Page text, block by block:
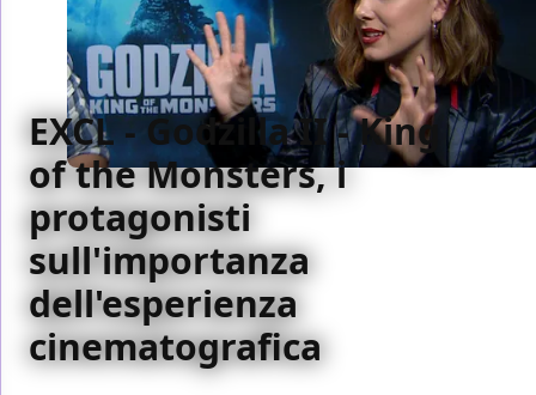
EXCL - Godzilla II - King
of the Monsters, i
protagonisti
sull'importanza
dell'esperienza
cinematografica